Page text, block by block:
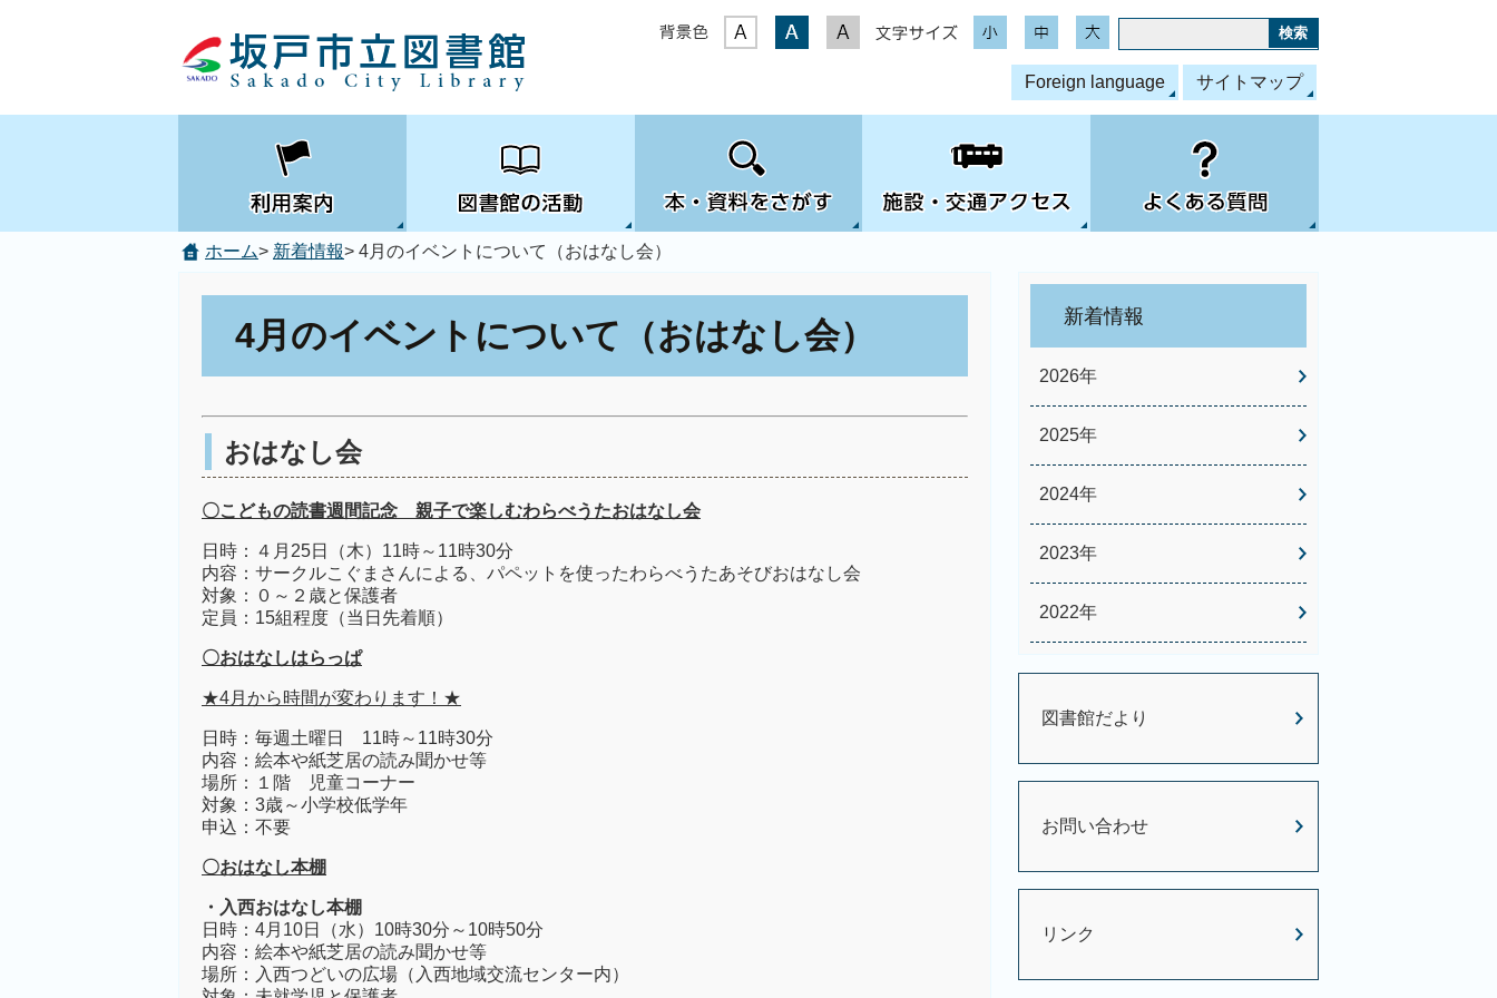
文字サイズ
表示色
Foreign language サイトマップ
ホーム> 新着情報> 4月のイベントについて（おはなし会）
4月のイベントについて（おはなし会）
おはなし会
〇こどもの読書週間記念 親子で楽しむわらべうたおはなし会
日時：４月25日（木）11時～11時30分
内容：サークルこぐまさんによる、パペットを使ったわらべうたあそびおはなし会
対象：０～２歳と保護者
定員：15組程度（当日先着順）
〇おはなしはらっぱ
★4月から時間が変わります！★
日時：毎週土曜日 11時～11時30分
内容：絵本や紙芝居の読み聞かせ等
場所：１階 児童コーナー
対象：3歳～小学校低学年
申込：不要
〇おはなし本棚
・入西おはなし本棚
日時：4月10日（水）10時30分～10時50分
内容：絵本や紙芝居の読み聞かせ等
場所：入西つどいの広場（入西地域交流センター内）
新着情報
2026年
2025年
2024年
2023年
2022年
図書館だより
お問い合わせ
リンク